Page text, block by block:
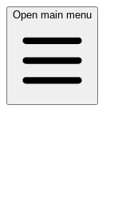
Open main menu